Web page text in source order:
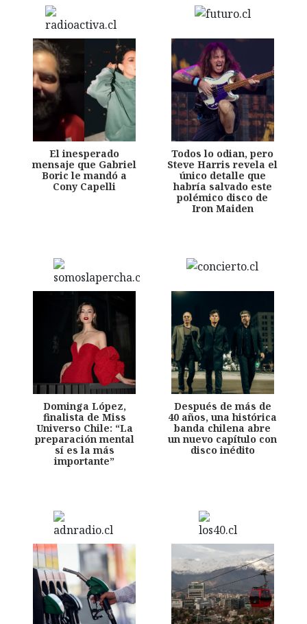
El inesperado
mensaje que Gabriel
Boric le mandó a
Cony Capelli
Todos lo odian, pero
Steve Harris revela el
único detalle que
habría salvado este
polémico disco de
Iron Maiden
Dominga López,
finalista de Miss
Universo Chile: “La
preparación mental
sí es la más
importante”
Después de más de
40 años, una histórica
banda chilena abre
un nuevo capítulo con
disco inédito